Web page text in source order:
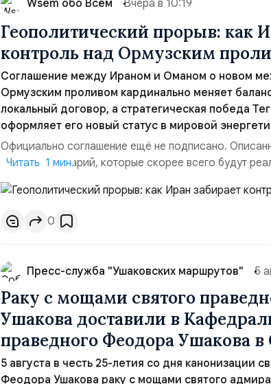
Wsem обо Всём Вчера в 10:19
Геополитический прорыв: как
контроль над Ормузским
Соглашение между Ираном и Оманом о новом
Ормузским проливом кардинально меняет
локальный договор, а стратегическая победа
оформляет его новый статус в мировой
Официально соглашение ещё не подписано.
рабочий сценарий, которые скорее всего будут
тезисы и последствия этого соглашения:. 1. Новые
Ранее Иран и Оман контролировали пролив на
Новое соглашение закрепляет за Ираном...
Читать 1 мин.
0
Пресс-служба "Ушаковских маршрутов" 5
Раку с мощами святого
Ушакова доставили в
праведного Феодора Ушакова в
5 августа в честь 25-летия со дня канонизации
Феодора Ушакова раку с мощами святого